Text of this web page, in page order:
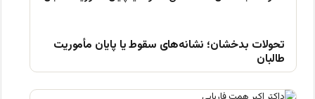
تحولات بدخشان؛ نشانه‌های سقوط یا پایان مأموریت
طالبان